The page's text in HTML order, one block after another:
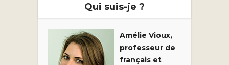
Qui suis-je ?
Amélie Vioux,
professeur de
français et